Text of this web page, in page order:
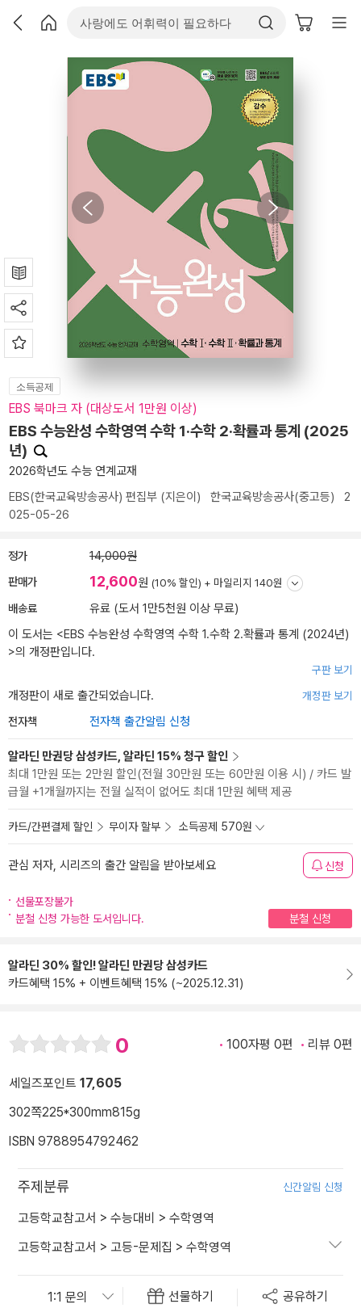
소득공제
EBS 북마크 자 (대상도서 1만원 이상)
EBS 수능완성 수학영역 수학 1·수학 2·확률과 통계 (2025
년)
2026학년도 수능 연계교재
EBS(한국교육방송공사) 편집부 (지은이) 한국교육방송공사(중고등) 2
025-05-26
정가 14,000원
판매가 12,600원 (10% 할인) + 마일리지 140원
배송료
유료 (도서 1만5천원 이상 무료)
이 도서는 <EBS 수능완성 수학영역 수학 1.수학 2.확률과 통계 (2024년)
>의 개정판입니다.
구판 보기
개정판이 새로 출간되었습니다. 개정판 보기
전자책 전자책 출간알림 신청
알라딘 만권당 삼성카드, 알라딘 15% 청구 할인
최대 1만원 또는 2만원 할인(전월 30만원 또는 60만원 이용 시) / 카드 발
급월 +1개월까지는 전월 실적이 없어도 최대 1만원 혜택 제공
카드/간편결제 할인 무이자 할부 소득공제 570원
관심 저자, 시리즈의 출간 알림을 받아보세요 신청
선물포장불가
분철 신청 가능한 도서입니다.
분철 신청
알라딘 30% 할인! 알라딘 만권당 삼성카드
카드혜택 15% + 이벤트혜택 15% (~2025.12.31)
0 100자평 0편 리뷰 0편
세일즈포인트 17,605
302쪽225*300mm815g
ISBN 9788954792462
주제분류 신간알림 신청
고등학교참고서 > 수능대비 > 수학영역
고등학교참고서 > 고등-문제집 > 수학영역
선물하기 공유하기